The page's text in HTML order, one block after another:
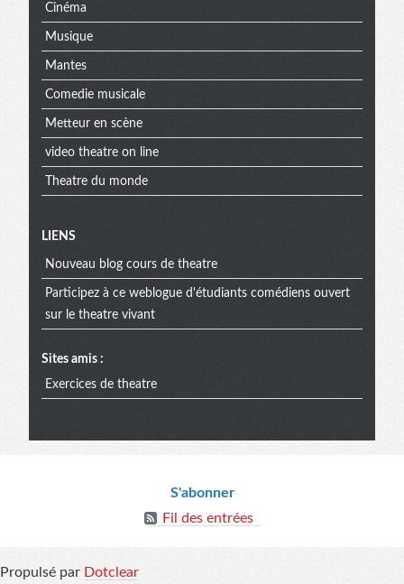
Cinéma
Musique
Mantes
Comedie musicale
Metteur en scène
video theatre on line
Theatre du monde
Menu
extra
LIENS
Nouveau blog cours de theatre
Participez à ce weblogue d'étudiants comédiens ouvert
sur le theatre vivant
Sites amis :
Exercices de theatre
Informations
S'abonner
Fil des entrées
Propulsé par Dotclear